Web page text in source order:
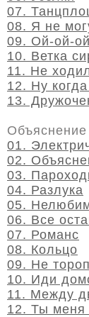
07.
08. Я не
09. Ой-ой-ой
10. Ветка
11. Не
12. Ну
13.
01.
02.
03.
04. Разлука
05.
06. Все
07. Романс
08. Кольцо
09. Не
10. Иди
11. Между
12. Ты меня